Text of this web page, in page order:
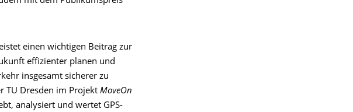
einen wichtigen Beitrag zur
effizienter planen und
insgesamt sicherer zu
TU Dresden im Projekt MoveOn
analysiert und wertet GPS-